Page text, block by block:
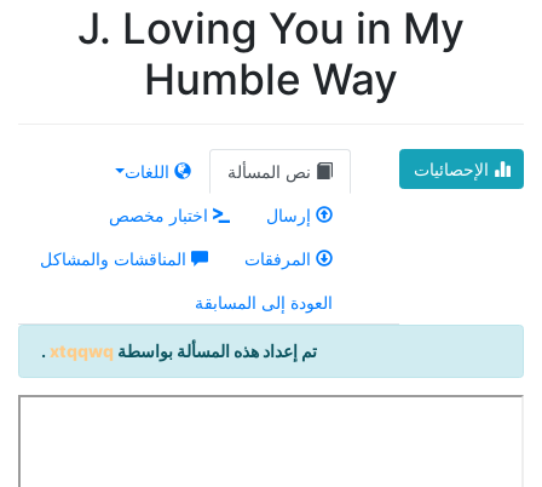
J. Loving You in My
Humble Way
الإحصائيات نص المسألة اللغات
إرسال اختبار مخصص
المرفقات المناقشات والمشاكل
العودة إلى المسابقة
تم إعداد هذه المسألة بواسطة xtqqwq
.